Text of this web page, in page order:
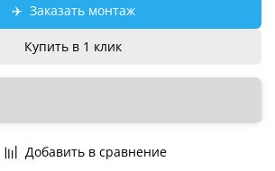
Добавить в сравнение
✈️ Заказать монтаж
Купить в 1 клик